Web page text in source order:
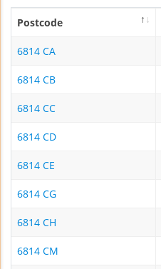
Postcode
6814 CA
6814 CB
6814 CC
6814 CD
6814 CE
6814 CG
6814 CH
6814 CM